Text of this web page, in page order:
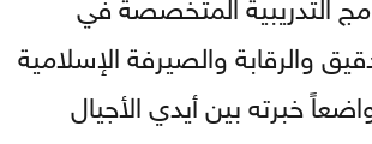
والرقابة والصيرفة الإسلامية
خبرته بين أيدي الأجيال